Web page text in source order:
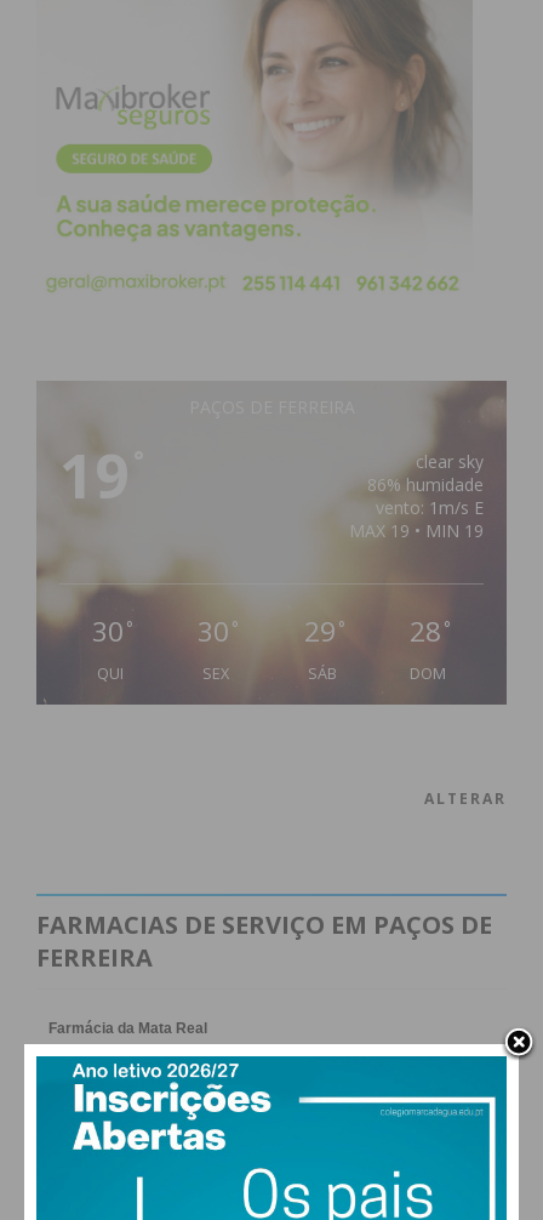
19
clear sky
86% humidade
vento: 1m/s E
MAX 19 • MIN 19
30 °
QUI
30 °
SEX
29 °
SÁB
28 °
DOM
ALTERAR
FARMACIAS DE SERVIÇO EM PAÇOS DE
FERREIRA